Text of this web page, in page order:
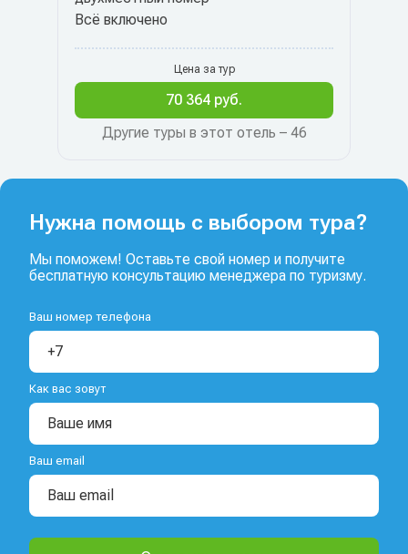
Всё включено
Другие туры в этот отель – 46
Цена за тур
70 364 руб.
Нужна помощь с выбором тура?
Мы поможем! Оставьте свой номер и получите
бесплатную консультацию менеджера по туризму.
Ваш номер телефона
Как вас зовут
Ваш email